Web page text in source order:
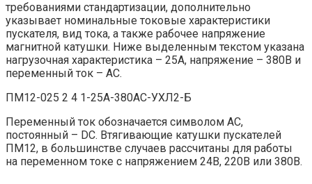
требованиями стандартизации, дополнительно
указывает номинальные токовые характеристики
пускателя, вид тока, а также рабочее напряжение
магнитной катушки. Ниже выделенным текстом указана
нагрузочная характеристика – 25А, напряжение – 380В и
переменный ток – АС.
ПМ12-025 2 4 1-25А-380АС-УХЛ2-Б
Переменный ток обозначается символом AC,
постоянный – DC. Втягивающие катушки пускателей
ПМ12, в большинстве случаев рассчитаны для работы
на переменном токе с напряжением 24В, 220В или 380В.